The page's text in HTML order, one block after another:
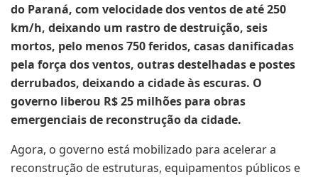
do Paraná, com velocidade dos ventos de até 250
km/h, deixando um rastro de destruição, seis
mortos, pelo menos 750 feridos, casas danificadas
pela força dos ventos, outras destelhadas e postes
derrubados, deixando a cidade às escuras. O
governo liberou R$ 25 milhões para obras
emergenciais de reconstrução da cidade.
Agora, o governo está mobilizado para acelerar a
reconstrução de estruturas, equipamentos públicos e